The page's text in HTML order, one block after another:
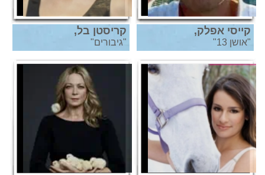
קייסי אפלק,
"אושן 13"
קריסטן בל,
"גיבורים"